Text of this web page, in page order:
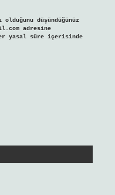
düşündüğünüz
adresine
süre içerisinde